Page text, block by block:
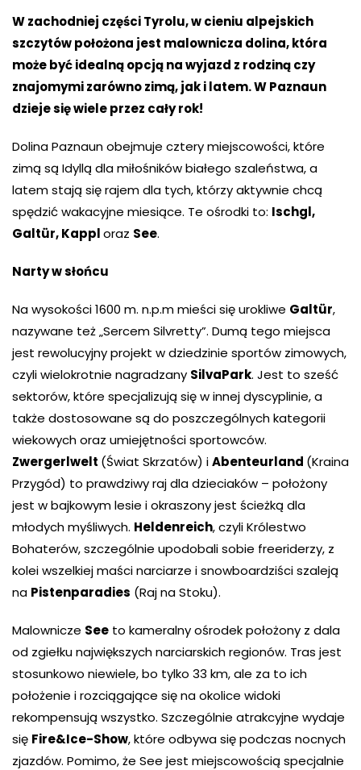
W zachodniej części Tyrolu, w cieniu alpejskich
szczytów położona jest malownicza dolina, która
może być idealną opcją na wyjazd z rodziną czy
znajomymi zarówno zimą, jak i latem. W Paznaun
dzieje się wiele przez cały rok!
Dolina Paznaun obejmuje cztery miejscowości, które
zimą są Idyllą dla miłośników białego szaleństwa, a
latem stają się rajem dla tych, którzy aktywnie chcą
spędzić wakacyjne miesiące. Te ośrodki to: Ischgl,
Galtür, Kapploraz See.
Narty w słońcu
Na wysokości 1600 m. n.p.m mieści się urokliwe Galtür,
nazywane też „Sercem Silvretty”. Dumą tego miejsca
jest rewolucyjny projekt w dziedzinie sportów zimowych,
czyli wielokrotnie nagradzany SilvaPark. Jest to sześć
sektorów, które specjalizują się w innej dyscyplinie, a
także dostosowane są do poszczególnych kategorii
wiekowych oraz umiejętności sportowców.
Zwergerlwelt (Świat Skrzatów) iAbenteurland (Kraina
Przygód) to prawdziwy raj dla dzieciaków – położony
jest w bajkowym lesie i okraszony jest ścieżką dla
młodych myśliwych. Heldenreich, czyli Królestwo
Bohaterów, szczególnie upodobali sobie freeriderzy, z
kolei wszelkiej maści narciarze i snowboardziści szaleją
na Pistenparadies (Raj na Stoku).
Malownicze See to kameralny ośrodek położony z dala
od zgiełku największych narciarskich regionów. Tras jest
stosunkowo niewiele, bo tylko 33 km, ale za to ich
położenie i rozciągające się na okolice widoki
rekompensują wszystko. Szczególnie atrakcyjne wydaje
się Fire&Ice-Show, które odbywa się podczas nocnych
zjazdów. Pomimo, że See jest miejscowością specjalnie